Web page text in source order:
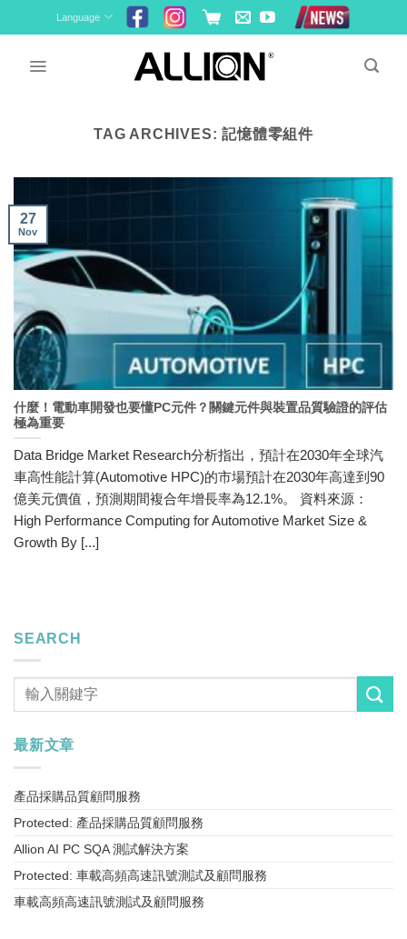
to
Language
TAG ARCHIVES:記憶體零組件
什麼！電動車開發也要懂PC元件？關鍵元件與裝置品質驗證的評估
極為重要
Data Bridge Market Research分析指出，預計在2030年全球汽
車高性能計算(Automotive HPC)的市場預計在2030年高達到90
億美元價值，預測期間複合年增長率為12.1%。 資料來源：
High Performance Computing for Automotive Market Size &
Growth By [...]
27
Nov
SEARCH
最新文章
產品採購品質顧問服務
Protected: 產品採購品質顧問服務
Allion AI PC SQA 測試解決方案
Protected: 車載高頻高速訊號測試及顧問服務
車載高頻高速訊號測試及顧問服務